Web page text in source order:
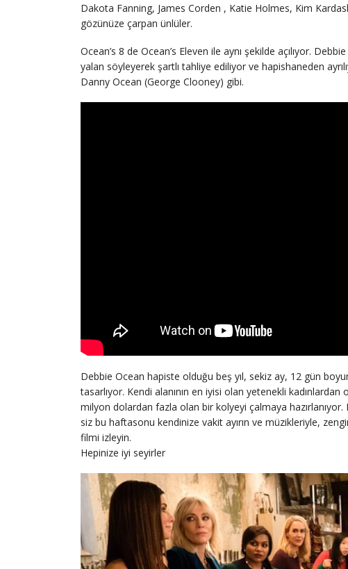
Dakota Fanning, James Corden , Katie Holmes, Kim
gözünüze çarpan ünlüler.
Ocean’s 8 de Ocean’s Eleven ile aynı şekilde açılıyor.
yalan söyleyerek şartlı tahliye ediliyor ve hapishaneden
Danny Ocean (George Clooney) gibi.
Debbie Ocean hapiste olduğu beş yıl, sekiz ay, 12 gün
tasarlıyor. Kendi alanının en iyisi olan yetenekli
milyon dolardan fazla olan bir kolyeyi çalmaya
siz bu haftasonu kendinize vakit ayırın ve müzikleriyle,
filmi izleyin.
Hepinize iyi seyirler